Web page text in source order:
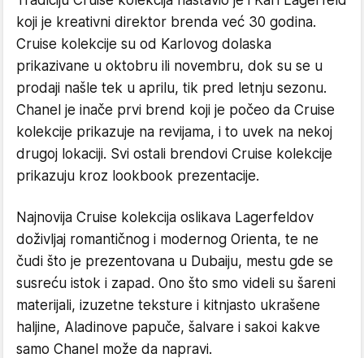
koji je kreativni direktor brenda već 30 godina.
Cruise kolekcije su od Karlovog dolaska
prikazivane u oktobru ili novembru, dok su se u
prodaji našle tek u aprilu, tik pred letnju sezonu.
Chanel je inače prvi brend koji je počeo da Cruise
kolekcije prikazuje na revijama, i to uvek na nekoj
drugoj lokaciji. Svi ostali brendovi Cruise kolekcije
prikazuju kroz lookbook prezentacije.
Najnovija Cruise kolekcija oslikava Lagerfeldov
doživljaj romantičnog i modernog Orienta, te ne
čudi što je prezentovana u Dubaiju, mestu gde se
susreću istok i zapad. Ono što smo videli su šareni
materijali, izuzetne teksture i kitnjasto ukrašene
haljine, Aladinove papuče, šalvare i sakoi kakve
samo Chanel može da napravi.